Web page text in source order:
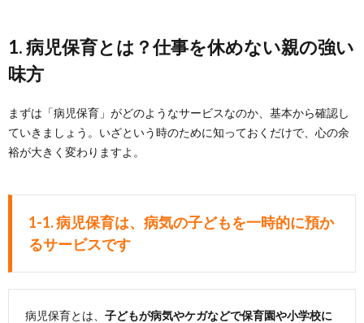
1. 病児保育とは？仕事を休めない親の強い
味方
まずは「病児保育」がどのようなサービスなのか、基本から確認し
ていきましょう。いざという時のために知っておくだけで、心の余
裕が大きく変わりますよ。
1-1. 病児保育は、病気の子どもを一時的に預か
るサービスです
病児保育とは、 子どもが病気やケガなどで保育園や小学校に